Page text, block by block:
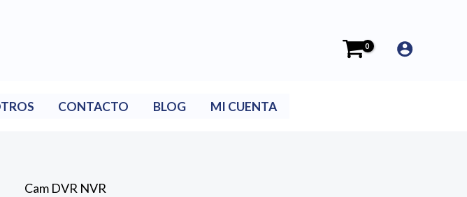
CONTACTO BLOG MI CUENTA
Cam DVR NVR